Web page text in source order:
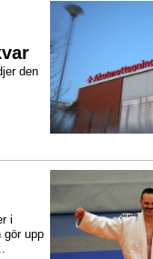
den
i
gör upp